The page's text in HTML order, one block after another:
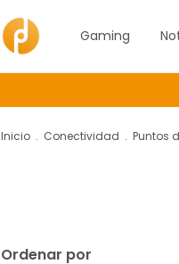
Gaming
Inicio . Conectividad . Puntos
Ordenar por